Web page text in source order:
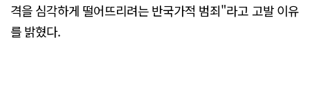
격을 심각하게 떨어뜨리려는 반국가적 범죄"라고 고발 이유
를 밝혔다.